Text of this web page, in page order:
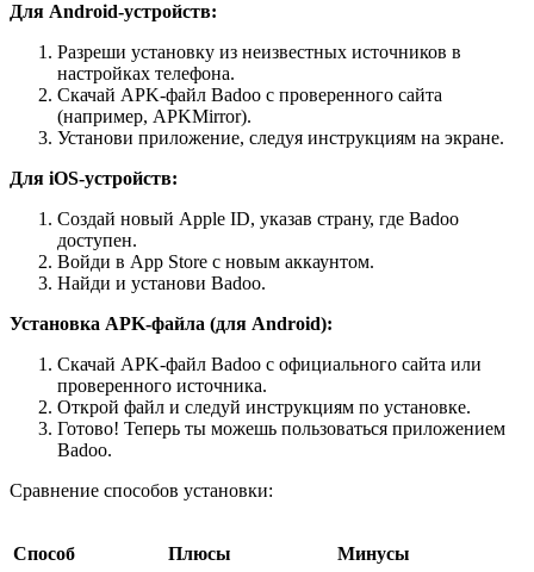
Для Android-устройств:
Разреши установку из неизвестных источников в
настройках телефона.
Скачай APK-файл Badoo с проверенного сайта
(например, APKMirror).
Установи приложение, следуя инструкциям на экране.
Для iOS-устройств:
Создай новый Apple ID, указав страну, где Badoo
доступен.
Войди в App Store с новым аккаунтом.
Найди и установи Badoo.
Установка APK-файла (для Android):
Скачай APK-файл Badoo с официального сайта или
проверенного источника.
Открой файл и следуй инструкциям по установке.
Готово! Теперь ты можешь пользоваться приложением
Badoo.
Сравнение способов установки:
Способ Плюсы Минусы